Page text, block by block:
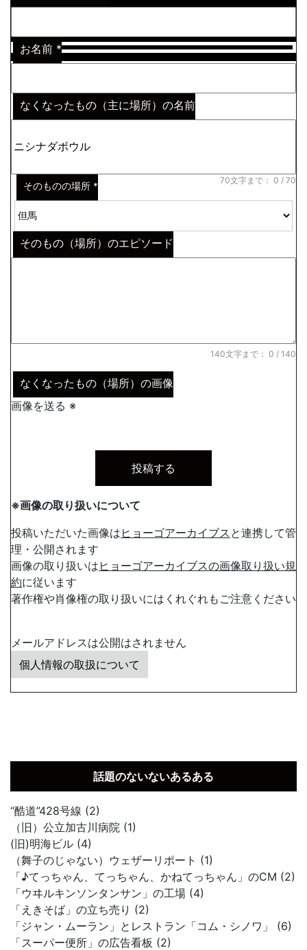
お名前 *
なくなったもの（主に場所）の名前
70文字まで： 0 / 70
そのものの場所 *
そのもの（場所）のエピソード
140文字まで： 0 / 140
なくなったもの（場所）の画像
画像を送る ※
※画像の取り扱いについて
投稿いただいた画像は ヒョーゴアーカイブス と連携して管
理・公開されます
画像の取り扱いは ヒョーゴアーカイブスの画像取り扱い規
約に従います
著作権や肖像権の取り扱いにはくれぐれもご注意ください
メールアドレスは公開はされません
個人情報の取扱について
話題のないないあるある
“酷道”428号線 (2)
（旧）公立加古川病院 (1)
(旧)明海ビル (4)
（舞子のじゃない）ウェザーリポート (1)
「♪てっちゃん、てっちゃん、かねてっちゃん」のCM (2)
「ウヰルキンソンタンサン」の工場 (4)
「えきそば」の立ち売り (2)
「ジャン・ムーラン」とレストラン「コム・シノワ」 (6)
「スーパー便所」の広告看板 (2)